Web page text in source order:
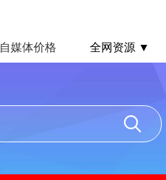
自媒体价格 全网资源 ▼